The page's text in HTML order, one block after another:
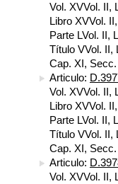
Vol. XVVol. II,
Libro XVVol.
Parte LVol. II,
Título VVol. II,
Cap. XI,
Articulo:
Vol. XVVol. II,
Libro XVVol.
Parte LVol. II,
Título VVol. II,
Cap. XI,
Articulo:
Vol. XVVol. II,